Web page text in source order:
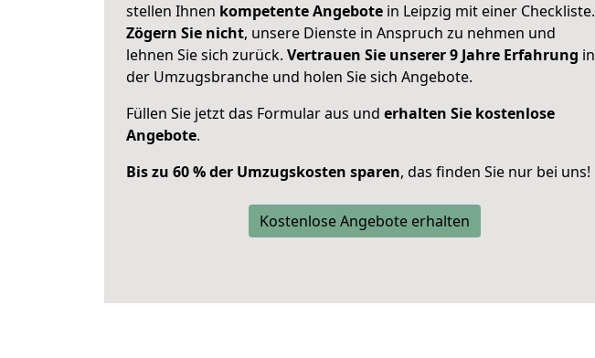
stellen Ihnen kompetente Angebote in Leipzig mit einer Checkliste.
Zögern Sie nicht, unsere Dienste in Anspruch zu nehmen und
lehnen Sie sich zurück. Vertrauen Sie unserer 9 Jahre Erfahrung in
der Umzugsbranche und holen Sie sich Angebote.
Füllen Sie jetzt das Formular aus und erhalten Sie kostenlose
Angebote.
Bis zu 60 % der Umzugskosten sparen, das finden Sie nur bei uns!
Kostenlose Angebote erhalten